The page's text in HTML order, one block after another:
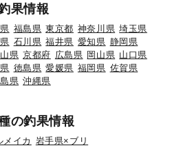
果情報
福島県 東京都 神奈川県 埼玉県
石川県 福井県 愛知県 静岡県
県 京都府 広島県 岡山県 山口県
徳島県 愛媛県 福岡県 佐賀県
県 沖縄県
の釣果情報
メイカ
岩手県×ブリ